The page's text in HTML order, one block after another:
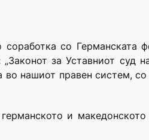
со Германската
за Уставниот суд
во нашиот правен систем,
и македонското